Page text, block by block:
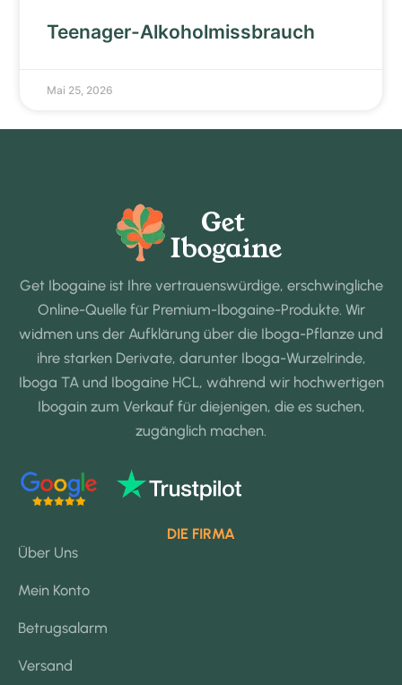
Teenager-Alkoholmissbrauch
Mai 25, 2026
Get Ibogaine ist Ihre vertrauenswürdige, erschwingliche
Online-Quelle für Premium-Ibogaine-Produkte. Wir
widmen uns der Aufklärung über die Iboga-Pflanze und
ihre starken Derivate, darunter Iboga-Wurzelrinde,
Iboga TA und Ibogaine HCL, während wir hochwertigen
Ibogain zum Verkauf für diejenigen, die es suchen,
zugänglich machen.
DIE FIRMA
Über Uns
Mein Konto
Betrugsalarm
Versand